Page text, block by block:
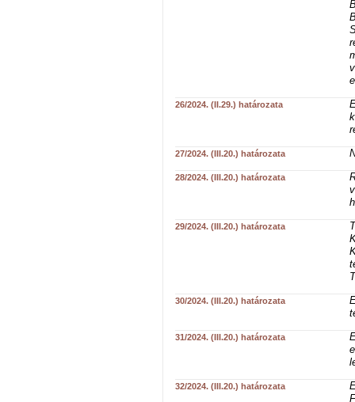
26/2024. (II.29.) határozata
27/2024. (III.20.) határozata
28/2024. (III.20.) határozata
29/2024. (III.20.) határozata
30/2024. (III.20.) határozata
31/2024. (III.20.) határozata
32/2024. (III.20.) határozata